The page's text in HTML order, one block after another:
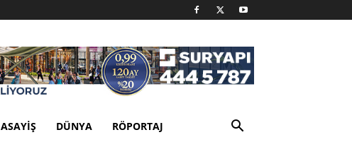
ASAYIŞ DÜNYA RÖPORTAJ